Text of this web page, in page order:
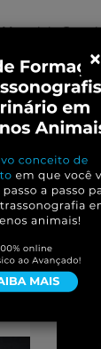
Materiais
×